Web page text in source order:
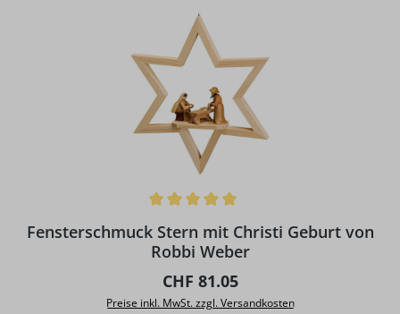
Fensterschmuck Stern mit Christi Geburt von
Robbi Weber
Regulärer Preis:
CHF 81.05
Preise inkl. MwSt. zzgl. Versandkosten